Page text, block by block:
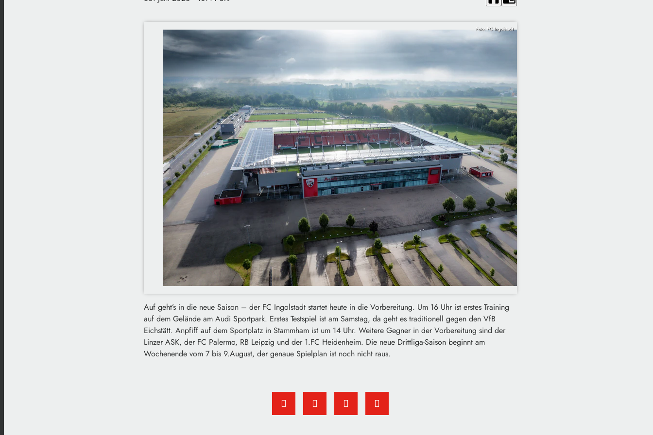
Foto: FC Ingolstadt
Auf geht’s in die neue Saison – der FC Ingolstadt startet heute in die Vorbereitung. Um 16 Uhr ist erstes Training
auf dem Gelände am Audi Sportpark. Erstes Testspiel ist am Samstag, da geht es traditionell gegen den VfB
Eichstätt. Anpfiff auf dem Sportplatz in Stammham ist um 14 Uhr. Weitere Gegner in der Vorbereitung sind der
Linzer ASK, der FC Palermo, RB Leipzig und der 1.FC Heidenheim. Die neue Drittliga-Saison beginnt am
Wochenende vom 7 bis 9.August, der genaue Spielplan ist noch nicht raus.